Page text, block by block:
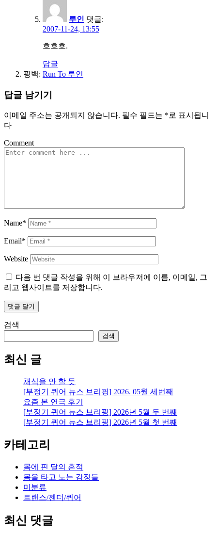
루인 댓글:
2007-11-24, 13:55
흐흐흐.
답글
핑백: Run To 루인
답글 남기기
이메일 주소는 공개되지 않습니다. 필수 필드는 *로 표시됩니
다
Comment
Name*
Email*
Website
다음 번 댓글 작성을 위해 이 브라우저에 이름, 이메일, 그
리고 웹사이트를 저장합니다.
검색
검색
최신 글
채식을 안 할 듯
[부정기 퀴어 뉴스 브리핑] 2026. 05월 세번째
요즘 본 연극 후기
[부정기 퀴어 뉴스 브리핑] 2026년 5월 두 번째
[부정기 퀴어 뉴스 브리핑] 2026년 5월 첫 번째
카테고리
몸에 핀 달의 흔적
몸을 타고 노는 감정들
미분류
트랜스/젠더/퀴어
최신 댓글